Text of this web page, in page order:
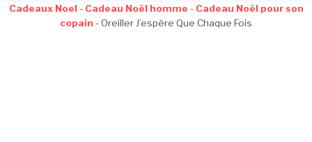
Cadeaux Noel - Cadeau Noël homme - Cadeau Noël pour son
copain -Oreiller J’espère Que Chaque Fois